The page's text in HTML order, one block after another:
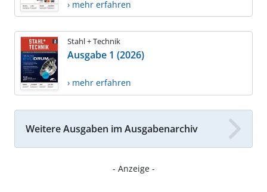
› mehr erfahren
Stahl + Technik
Ausgabe 1 (2026)
› mehr erfahren
Weitere Ausgaben im Ausgabenarchiv
- Anzeige -